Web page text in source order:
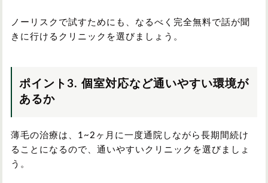
ノーリスクで試すためにも、なるべく完全無料で話が聞
きに行けるクリニックを選びましょう。
ポイント3. 個室対応など通いやすい環境が
あるか
薄毛の治療は、1~2ヶ月に一度通院しながら長期間続け
ることになるので、通いやすいクリニックを選びましょ
う。